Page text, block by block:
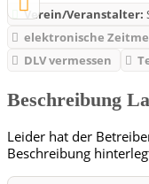
Verein/Veranstalter:
elektronische
DLV vermessen
Beschreibung
Leider hat der
Beschreibung